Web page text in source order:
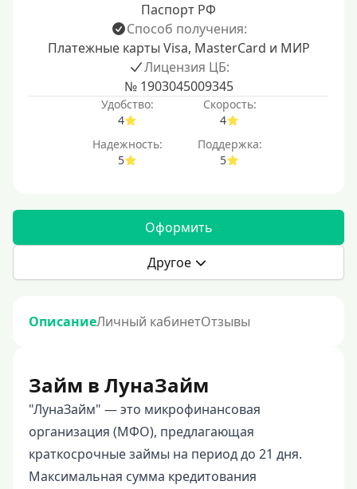
Паспорт РФ
Способ получения:
Платежные карты Visa, MasterCard и МИР
Лицензия ЦБ:
№ 1903045009345
Удобство:
4
Скорость:
4
Надежность:
5
Поддержка:
5
Оформить
Другое
ОписаниеЛичный кабинетОтзывы
Займ в ЛунаЗайм
"ЛунаЗайм" — это микрофинансовая
организация (МФО), предлагающая
краткосрочные займы на период до 21 дня.
Максимальная сумма кредитования